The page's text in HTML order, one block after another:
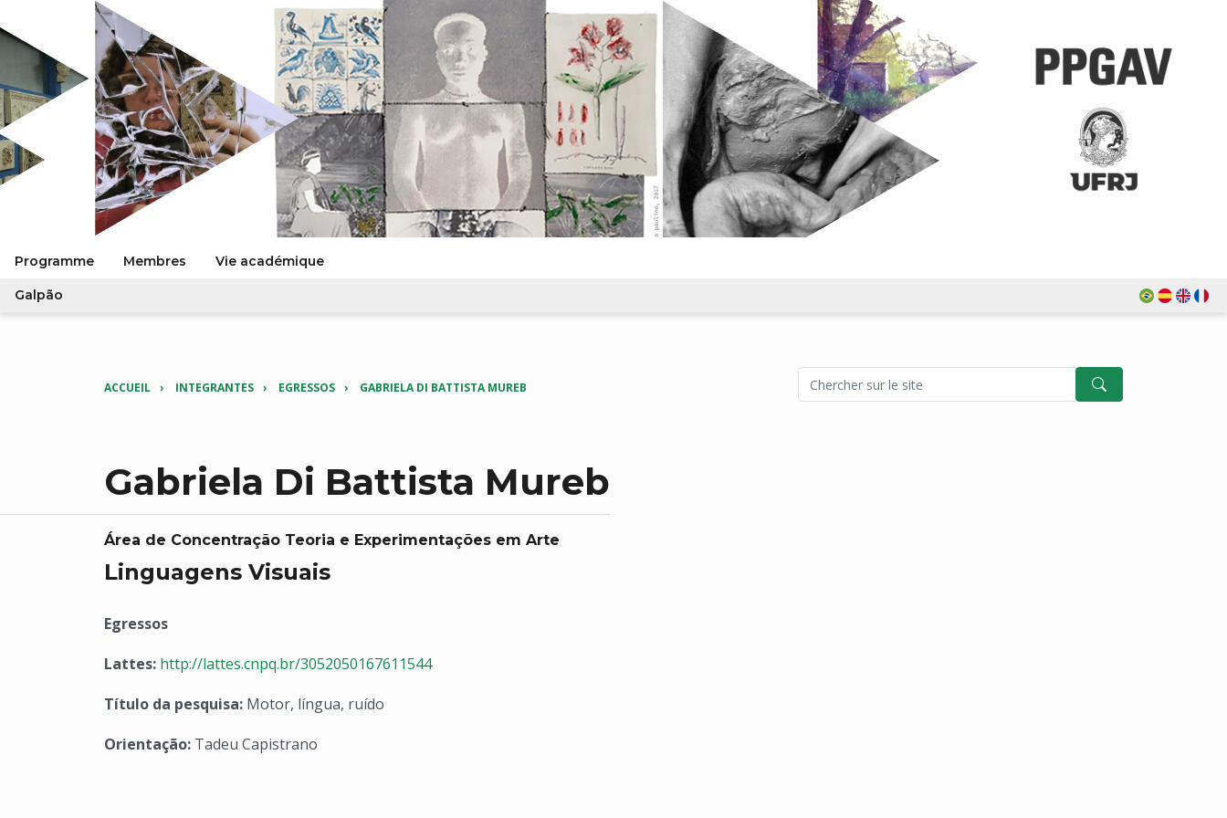
Programme Membres Vie académique
Galpão
ACCUEIL INTEGRANTES EGRESSOS GABRIELA DI BATTISTA MUREB
Gabriela Di Battista Mureb
Área de Concentração Teoria e Experimentações em Arte
Linguagens Visuais
Egressos
Lattes: http://lattes.cnpq.br/3052050167611544
Título da pesquisa: Motor, língua, ruído
Orientação: Tadeu Capistrano